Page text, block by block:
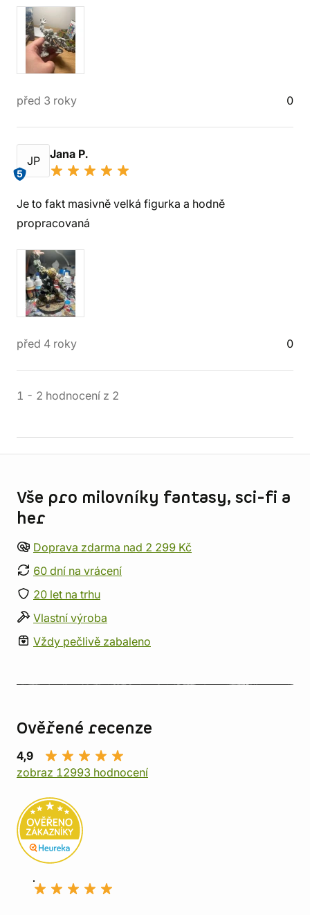
před 3 roky 0
JP
5
Jana P.
Je to fakt masivně velká figurka a hodně
propracovaná
před 4 roky 0
1 - 2 hodnocení z 2
Vše pro milovníky fantasy, sci-fi a
her
Doprava zdarma nad 2 299 Kč
60 dní na vrácení
20 let na trhu
Vlastní výroba
Vždy pečlivě zabaleno
Ověřené recenze
4,9
zobraz 12993 hodnocení